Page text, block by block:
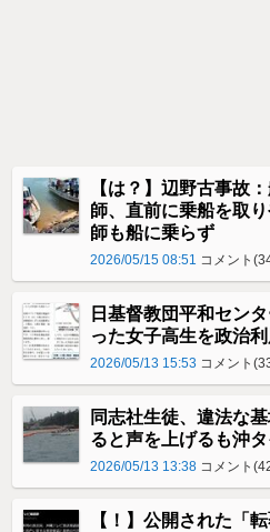
【は？】辺野古事故
師、直前に乗船を取
師も船に乗らず
2026/05/15 08:51 コメント
日基督教団平和セン
った女子高生を政治
2026/05/13 15:53 コメント
同志社生徒、違法な
ると声を上げるも沖
2026/05/13 13:38 コメント
【！】公開された「